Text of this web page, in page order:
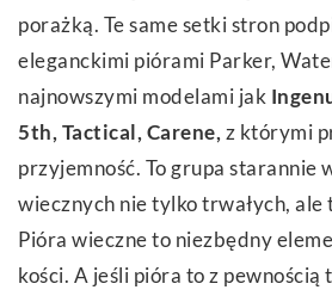
porażką. Te same setki stron
eleganckimi piórami Parker,
najnowszymi modelami jak
5th, Tactical, Carene, z którymi
przyjemność. To grupa starannie
wiecznych nie tylko trwałych, ale
Pióra wieczne to niezbędny
kości. A jeśli pióra to z pewnością